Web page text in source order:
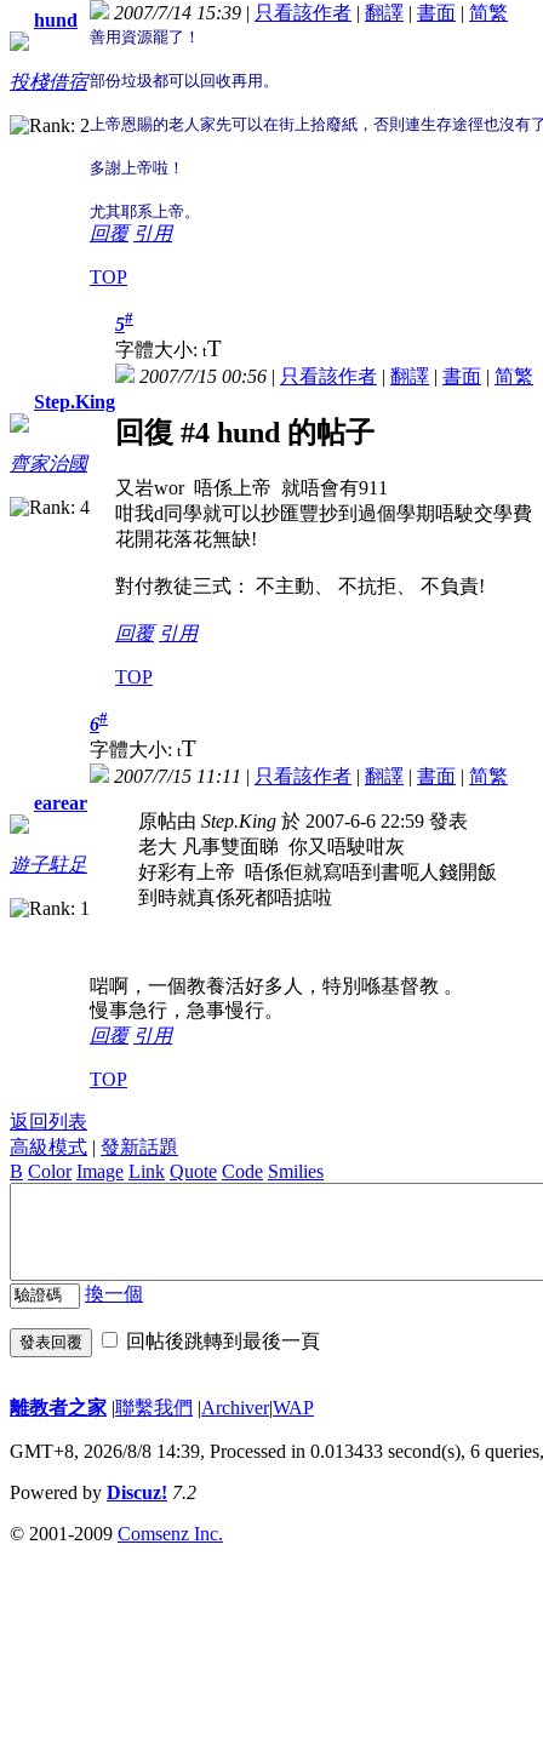
hund
投棧借宿
2007/7/14 15:39 | 只看該作者 | 翻譯 | 書面 | 简繁
善用資源罷了！
部份垃圾都可以回收再用。
上帝恩賜的老人家先可以在街上拾廢紙，否則連生存途徑也沒有
多謝上帝啦！
尤其耶系上帝。
回覆 引用
TOP
Step.King
齊家治國
5#
字體大小: tT
2007/7/15 00:56 | 只看該作者 | 翻譯 | 書面 | 简繁
回復 #4 hund 的帖子
又岩wor 唔係上帝 就唔會有911
咁我d同學就可以抄匯豐抄到過個學期唔駛交學費
花開花落花無缺!
對付教徒三式： 不主動、 不抗拒、 不負責!
回覆 引用
TOP
earear
遊子駐足
6#
字體大小: tT
2007/7/15 11:11 | 只看該作者 | 翻譯 | 書面 | 简繁
原帖由 Step.King 於 2007-6-6 22:59 發表
老大 凡事雙面睇 你又唔駛咁灰
好彩有上帝 唔係佢就寫唔到書呃人錢開飯
到時就真係死都唔掂啦
啱啊，一個教養活好多人，特別喺基督教 。
慢事急行，急事慢行。
回覆 引用
TOP
返回列表
高級模式 | 發新話題
B Color Image Link Quote Code Smilies
換一個
發表回覆 回帖後跳轉到最後一頁
離教者之家 |聯繫我們 |Archiver|WAP
GMT+8, 2026/8/8 14:39, Processed in 0.013433 second(s), 6
Powered by Discuz! 7.2
© 2001-2009 Comsenz Inc.